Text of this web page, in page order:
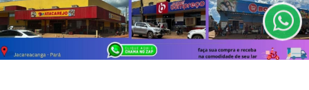
PARA MAIS INFORMAÇÕES,ACESSE NOSSOS TERMOS
CLICANDO AQUI
PROSSEGUIR